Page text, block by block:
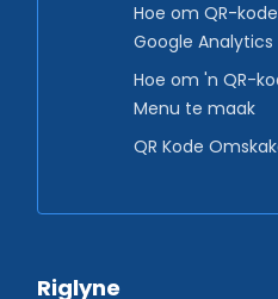
Hoe om QR-
Google Analytics
Hoe om 'n QR-
Menu te maak
QR Kode
Riglyne